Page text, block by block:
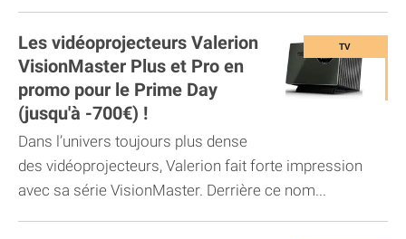
Les vidéoprojecteurs Valerion
VisionMaster Plus et Pro en
promo pour le Prime Day
(jusqu'à -700€) !
Dans l’univers toujours plus dense
des vidéoprojecteurs, Valerion fait forte impression
avec sa série VisionMaster. Derrière ce nom...